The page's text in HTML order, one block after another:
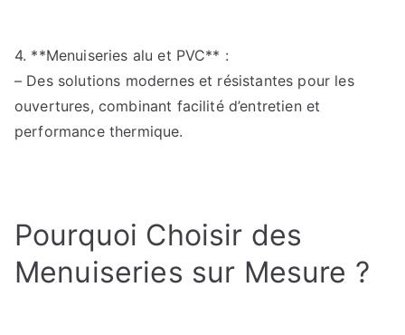
4. **Menuiseries alu et PVC** :
– Des solutions modernes et résistantes pour les
ouvertures, combinant facilité d’entretien et
performance thermique.
Pourquoi Choisir des
Menuiseries sur Mesure ?